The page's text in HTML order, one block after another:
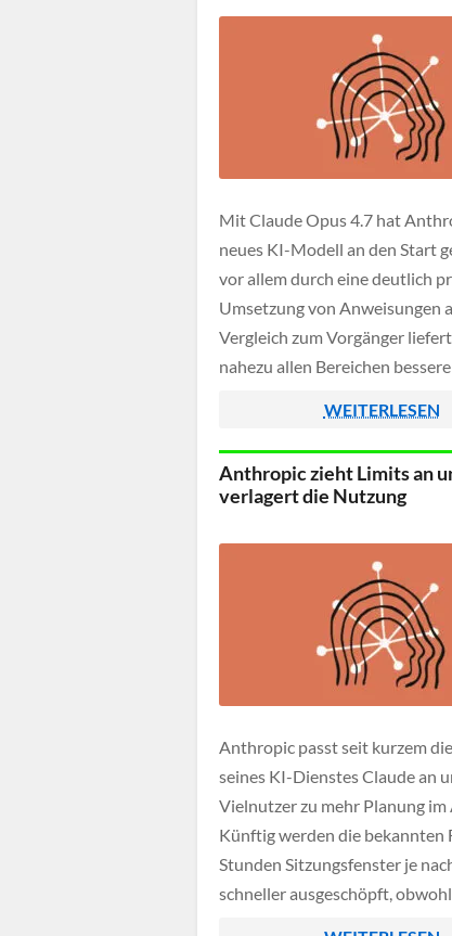
Rivalen […]
Mit Claude Opus 4.7 hat
neues KI-Modell an den Start
vor allem durch eine deutlich
Umsetzung von Anweisungen
Vergleich zum Vorgänger
nahezu allen Bereichen
langwierigen Aufgaben
konsistent. Besonders im
der Fortschritt, […]
WEITERLESEN
Anthropic zieht Limits an
verlagert die Nutzung
Anthropic passt seit kurzem
seines KI-Dienstes Claude an
Vielnutzer zu mehr Planung im
Künftig werden die bekannten
Stunden Sitzungsfenster je
schneller ausgeschöpft,